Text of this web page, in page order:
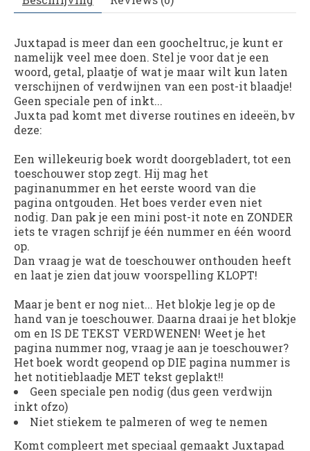
Juxtapad is meer dan een goocheltruc, je kunt er
namelijk veel mee doen. Stel je voor dat je een
woord, getal, plaatje of wat je maar wilt kun laten
verschijnen of verdwijnen van een post-it blaadje!
Geen speciale pen of inkt...
Juxta pad komt met diverse routines en ideeën, bv
deze:
Een willekeurig boek wordt doorgebladert, tot een
toeschouwer stop zegt. Hij mag het
paginanummer en het eerste woord van die
pagina ontgouden. Het boes verder even niet
nodig. Dan pak je een mini post-it note en ZONDER
iets te vragen schrijf je één nummer en één woord
op.
Dan vraag je wat de toeschouwer onthouden heeft
en laat je zien dat jouw voorspelling KLOPT!
Maar je bent er nog niet... Het blokje leg je op de
hand van je toeschouwer. Daarna draai je het blokje
om en IS DE TEKST VERDWENEN! Weet je het
pagina nummer nog, vraag je aan je toeschouwer?
Het boek wordt geopend op DIE pagina nummer is
het notitieblaadje MET tekst geplakt!!
Geen speciale pen nodig (dus geen verdwijn
inkt ofzo)
Niet stiekem te palmeren of weg te nemen
Komt compleert met speciaal gemaakt Juxtapad